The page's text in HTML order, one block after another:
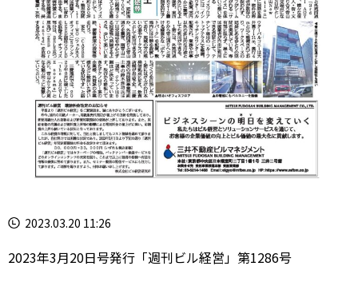
2023.03.20 11:26
2023年3月20日号発行「週刊ビル経営」第1286号